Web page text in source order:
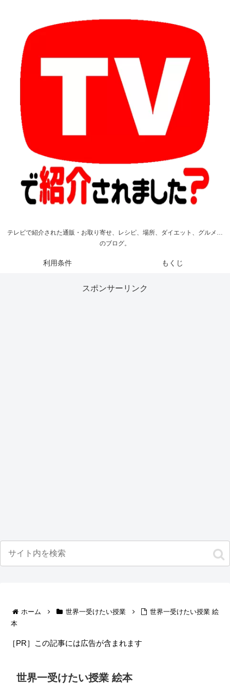
テレビで紹介された通販・お取り寄せ、レシピ、場所、ダイエット、グルメ…
のブログ。
利用条件 もくじ
スポンサーリンク
ホーム 世界一受けたい授業
世界一受けたい授業 絵
本
［PR］この記事には広告が含まれます
世界一受けたい授業 絵本